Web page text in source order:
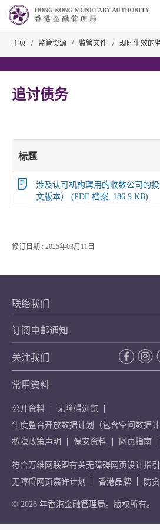
主页 / 监管资源 / 监管文件 / 现时生效的
追讨债务
标题
涉及认可机构聘用的收数公司的
文版本） (PDF 档案, 186.9 KB)
修订日期 : 2025年03月11日
联络我们
订阅电邮通知
关注我们
常用资料
公开资料
无障碍浏览
年度整合开放数据计划（包含空间数据计
私隐政策声明
保安资料 网页指南
符合万维网联盟有关无障碍网页设计指
无障碍网页嘉许计划
香港品牌 防
© 2026 年香港金融管理局。版权所有。